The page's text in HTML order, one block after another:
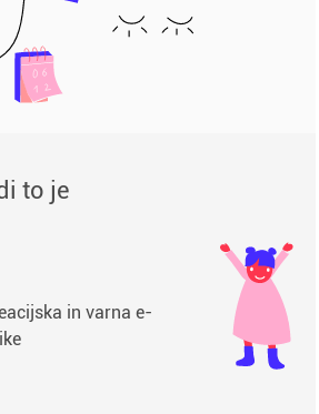
to je
in varna e-